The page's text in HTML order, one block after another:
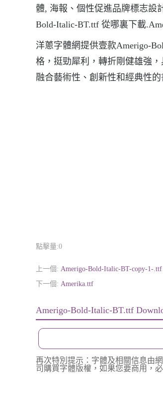
體, 海報、個性促進品牌標志設
Bold-Italic-BT.ttf 從哪裏下載
洋蔥字體網提供壹款Amerigo-
格，挺勁犀利，轉折剛健雄強
融合藝術性、創新性和經典性
點擊量:0
上一個: Amerigo-Bold-Italic-BT-copy-1-.ttf
下一個: Amerika.ttf
Amerigo-Bold-Italic-BT.ttf
再次特別提示：字體及相關信息由
司購買字體版權，如果您要商用，